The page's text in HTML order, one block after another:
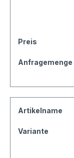
Preis
Anfragemenge
Artikelname
Variante